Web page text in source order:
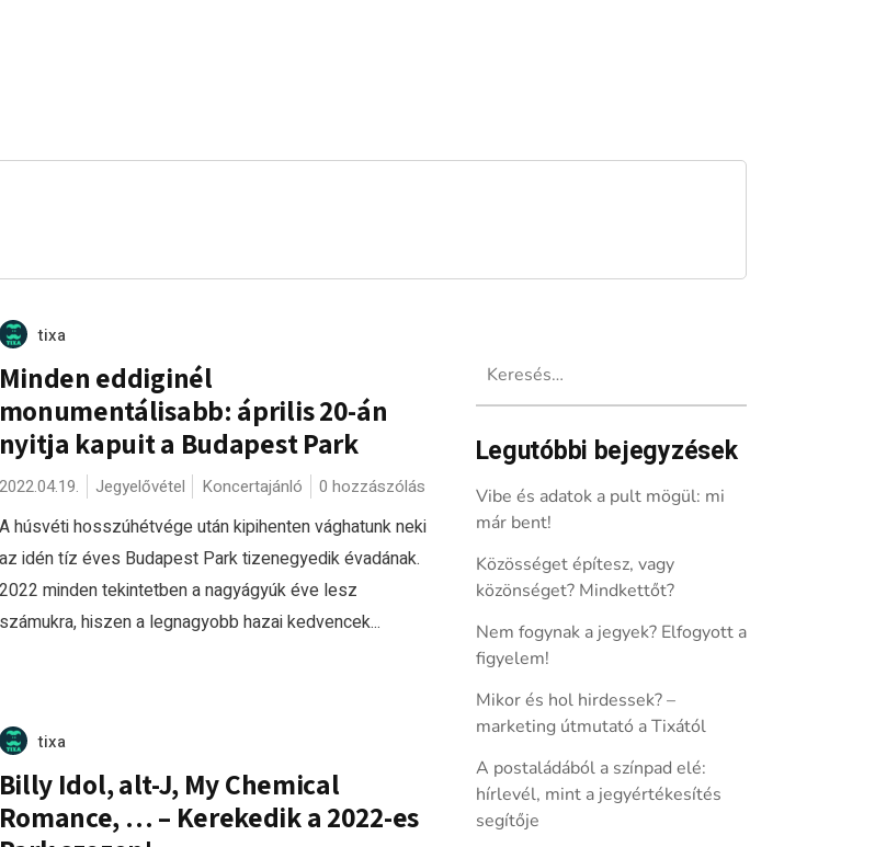
tixa
Minden eddiginél
monumentálisabb: április 20-án
nyitja kapuit a Budapest Park
2022.04.19. Jegyelővétel Koncertajánló 0 hozzászólás
A húsvéti hosszúhétvége után kipihenten vághatunk neki
az idén tíz éves Budapest Park tizenegyedik évadának.
2022 minden tekintetben a nagyágyúk éve lesz
számukra, hiszen a legnagyobb hazai kedvencek...
tixa
Billy Idol, alt-J, My Chemical
Romance, … – Kerekedik a 2022-es
Legutóbbi bejegyzések
Vibe és adatok a pult mögül: mi
már bent!
Közösséget építesz, vagy
közönséget? Mindkettőt?
Nem fogynak a jegyek? Elfogyott a
figyelem!
Mikor és hol hirdessek? –
marketing útmutató a Tixától
A postaládából a színpad elé:
hírlevél, mint a jegyértékesítés
segítője